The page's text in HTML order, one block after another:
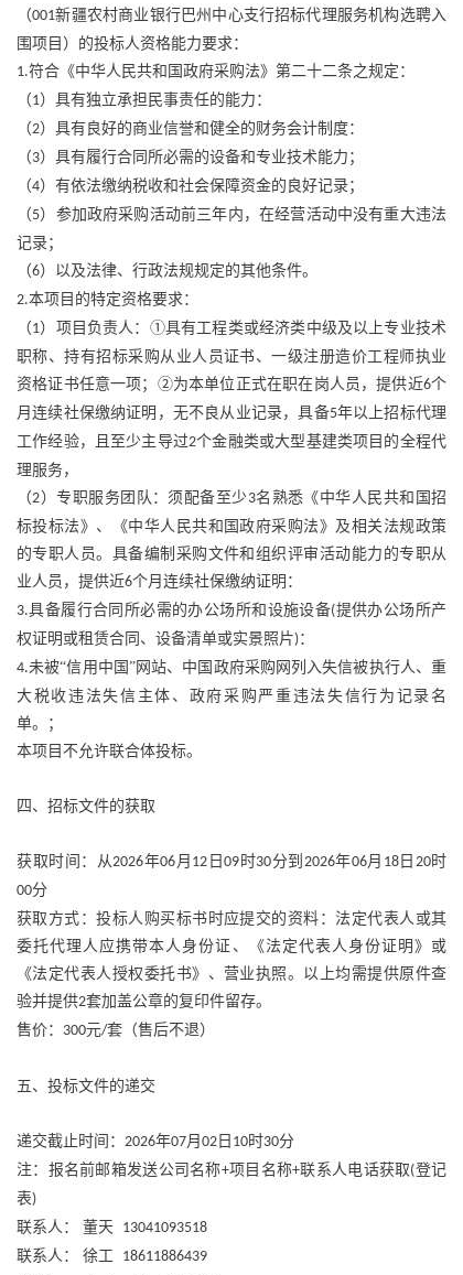
（001新疆农村商业银行巴州中心支行招标代理服务机构选聘入
围项目）的投标人资格能力要求：
1.符合《中华人民共和国政府采购法》第二十二条之规定：
（1）具有独立承担民事责任的能力：
（2）具有良好的商业信誉和健全的财务会计制度：
（3）具有履行合同所必需的设备和专业技术能力；
（4）有依法缴纳税收和社会保障资金的良好记录；
（5）参加政府采购活动前三年内，在经营活动中没有重大违法
记录；
（6）以及法律、行政法规规定的其他条件。
2.本项目的特定资格要求：
（1）项目负责人：①具有工程类或经济类中级及以上专业技术
职称、持有招标采购从业人员证书、一级注册造价工程师执业
资格证书任意一项；②为本单位正式在职在岗人员，提供近6个
月连续社保缴纳证明，无不良从业记录，具备5年以上招标代理
工作经验，且至少主导过2个金融类或大型基建类项目的全程代
理服务，
（2）专职服务团队：须配备至少3名熟悉《中华人民共和国招
标投标法》、《中华人民共和国政府采购法》及相关法规政策
的专职人员。具备编制采购文件和组织评审活动能力的专职从
业人员，提供近6个月连续社保缴纳证明：
3.具备履行合同所必需的办公场所和设施设备(提供办公场所产
权证明或租赁合同、设备清单或实景照片)：
4.未被“信用中国”网站、中国政府采购网列入失信被执行人、重
大税收违法失信主体、政府采购严重违法失信行为记录名
单。；
本项目不允许联合体投标。
四、招标文件的获取
获取时间：从2026年06月 12 日 09 时30分到 2026年06月 18日 20时
00分
获取方式：投标人购买标书时应提交的资料：法定代表人或其
委托代理人应携带本人身份证、《法定代表人身份证明》或
《法定代表人授权委托书》、营业执照。以上均需提供原件查
验并提供2套加盖公章的复印件留存。
售价： 300元/套（售后不退）
五、投标文件的递交
递交截止时间： 2026年07月 02 日 10时30分
注：报名前邮箱发送公司名称+项目名称+联系人电话获取(登记
表)
联系人：
董天 13041093518
联系人：
徐工
18611886439